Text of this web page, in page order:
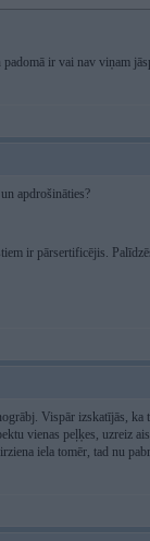
ir vai nav viņam
apdrošināties?
ir pārsertificējis.
Vispār izskatījās, ka
vienas peļķes, uzreiz
iela tomēr, tad nu